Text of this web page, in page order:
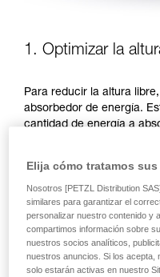
1. Optimizar la
Para reducir la altura
absorbedor de energía.
cantidad de energía a
anclaje o reducir la
PRIORIZAR LAS
DEL ANCLAJE
Elija cómo tratamos
Nosotros [PETZL Distribution
similares para garantizar el
personalizar nuestro contenido y
compartimos información sobre
nuestros socios analíticos,
nuestros anuncios. Si los
solo estarán activas en nuestro